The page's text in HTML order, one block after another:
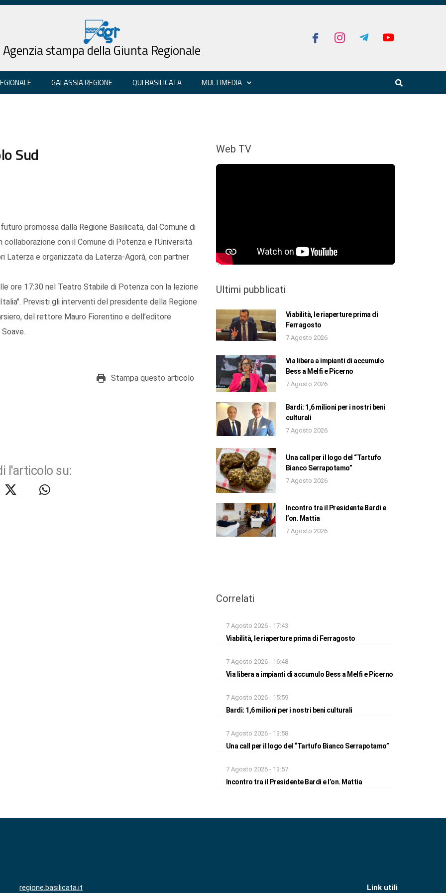
Agenzia stampa della Giunta Regionale
GALASSIA REGIONE QUI BASILICATA MULTIMEDIA
Sud
promossa dalla Regione Basilicata, dal Comune di
con il Comune di Potenza e l’Università
e organizzata da Laterza-Agorà, con partner
ore 17:30 nel Teatro Stabile di Potenza con la lezione
Previsti gli interventi del presidente della Regione
del rettore Mauro Fiorentino e dell’editore
Stampa questo articolo
l'articolo su:
Web TV
Ultimi pubblicati
Viabilità, le riaperture prima di
Ferragosto
7 Agosto 2026
Via libera a impianti di accumulo
Bess a Melfi e Picerno
7 Agosto 2026
Bardi: 1,6 milioni per i nostri beni
culturali
7 Agosto 2026
Una call per il logo del “Tartufo
Bianco Serrapotamo”
7 Agosto 2026
Incontro tra il Presidente Bardi e
l’on. Mattia
7 Agosto 2026
Correlati
7 Agosto 2026 - 17:43
Viabilità, le riaperture prima di Ferragosto
7 Agosto 2026 - 16:48
Via libera a impianti di accumulo Bess a Melfi e Picerno
7 Agosto 2026 - 15:59
Bardi: 1,6 milioni per i nostri beni culturali
7 Agosto 2026 - 13:58
Una call per il logo del “Tartufo Bianco Serrapotamo”
7 Agosto 2026 - 13:57
Incontro tra il Presidente Bardi e l’on. Mattia
regione.basilicata.it Link utili